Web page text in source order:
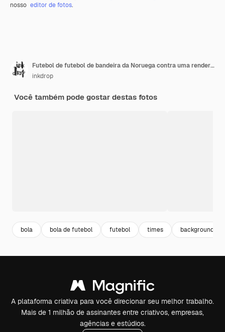
nosso editor de fotos.
Futebol de futebol de bandeira da Noruega contra uma renderização 3D de fundo branco liso
inkdrop
Você também pode gostar destas fotos
bola bola de futebol futebol times background
A plataforma criativa para você direcionar seu melhor trabalho.
Mais de 1 milhão de assinantes entre criativos, empresas,
agências e estúdios.